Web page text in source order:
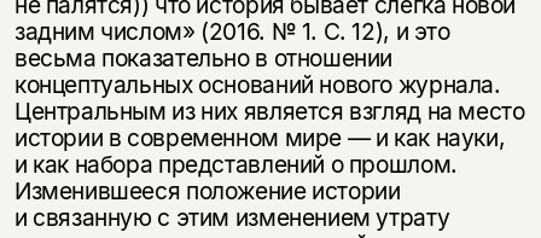
задним числом» (2016. № 1. С. 12), и это
весьма показательно в отношении
концептуальных оснований нового журнала.
Центральным из них является взгляд на место
истории в современном мире — и как науки,
и как набора представлений о прошлом.
Изменившееся положение истории
и связанную с этим изменением утрату